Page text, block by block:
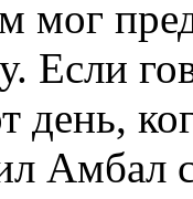
мог
Если
день,